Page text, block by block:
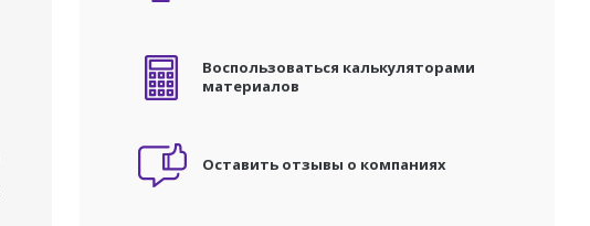
Воспользоваться калькуляторами
материалов
Оставить отзывы о компаниях